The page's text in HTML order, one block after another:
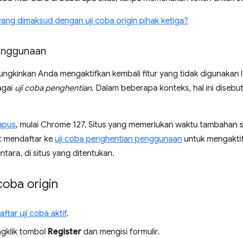
dimaksud dengan uji coba origin pihak ketiga?
Anda mengaktifkan kembali fitur yang tidak digunakan
uji coba penghentian. Dalam beberapa konteks, hal ini
, mulai Chrome 127. Situs yang memerlukan waktu tambahan
mendaftar ke uji coba penghentian penggunaan untuk
di situs yang ditentukan.
origin
uji coba aktif.
tombol Register dan mengisi formulir.